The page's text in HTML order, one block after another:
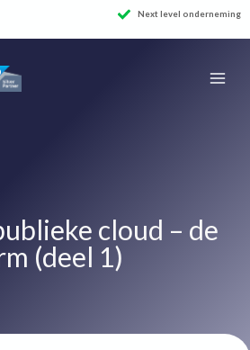
Next level onderneming
cloud – de
(deel 1)